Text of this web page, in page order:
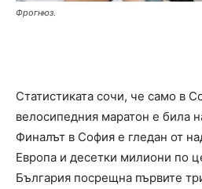
Фрогнюз.
Статистиката сочи, че само в
велосипедния маратон е била
Финалът в София е гледан от
Европа и десетки милиони по
България посрещна първите